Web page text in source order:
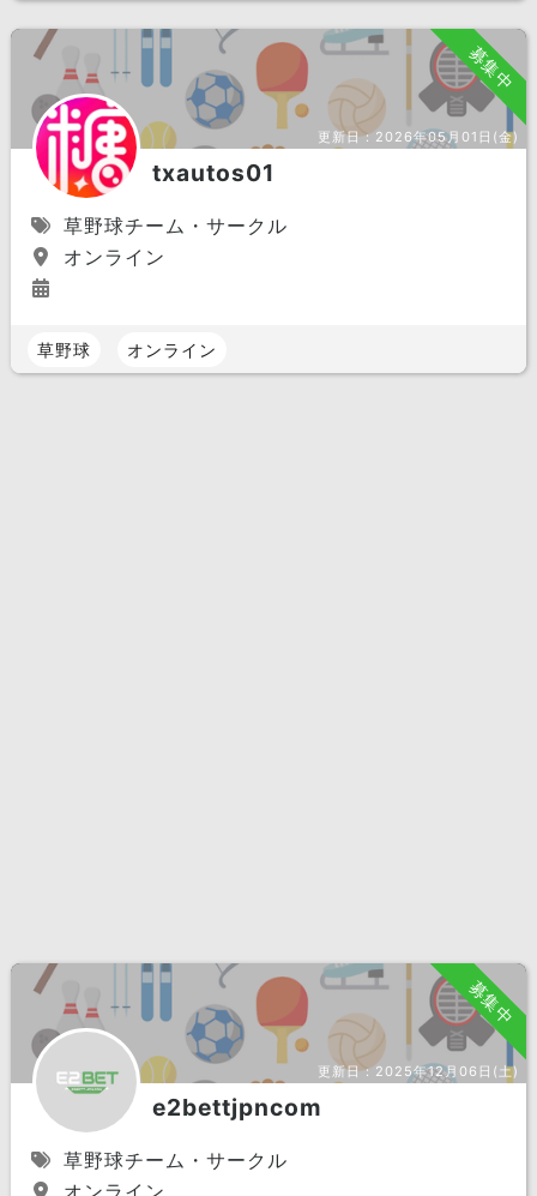
募集中
更新日： 2026年05月01日(金)
txautos01
草野球チーム・サークル
オンライン
草野球 オンライン
募集中
更新日： 2025年12月06日(土)
e2bettjpncom
草野球チーム・サークル
オンライン